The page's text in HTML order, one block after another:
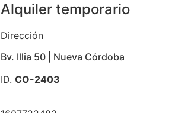
Alquiler temporario
Dirección
Bv. Illia 50 | Nueva Córdoba
ID. CO-2403